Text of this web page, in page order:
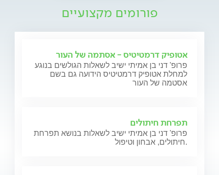
פורומים מקצועיים
אטופיק דרמטיטיס - אסתמה של העור
פרופ' דני בן אמיתי ישיב לשאלות הגולשים בנוגע
למחלת אטופיק דרמטיטיס הידועה גם בשם
אסטמה של העור
תפרחת חיתולים
פרופ' דני בן אמיתי ישיב לשאלות בנושא תפרחת
חיתולים, אבחון וטיפול.